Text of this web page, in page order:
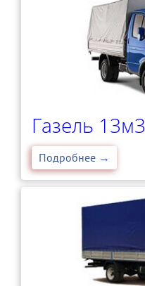
Газель 13м3
Подробнее →